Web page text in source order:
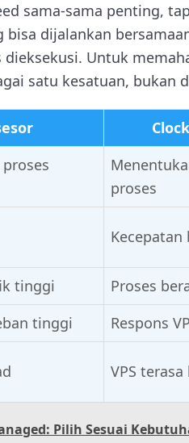
sama-sama penting,
dijalankan
Untuk
satu kesatuan, bukan
proses
Kecepatan
tinggi
Proses
tinggi
Respons
VPS
Pilih Sesuai